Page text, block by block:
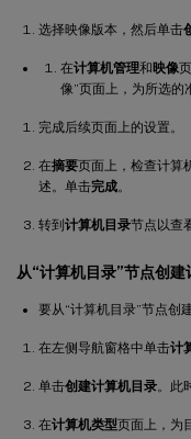
选择映像版本，然后单击
在计算机管理和映像
像”页面上，为所选的
完成后续页面上的设置。
在摘要页面上，检查计算
述。单击完成。
转到计算机目录节点以查
从“计算机目录”节点创
要从“计算机目录”节点创
在左侧导航窗格中单击计
单击创建计算机目录。此
在计算机类型页面上，为